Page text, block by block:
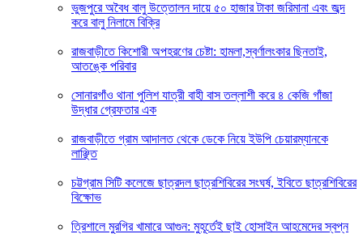
ভুজপুরে অবৈধ বালু উত্তোলন দায়ে ৫০ হাজার টাকা জরিমানা এবং জব্দ
করে বালু নিলামে বিক্রি
রাজবাড়ীতে কিশোরী অপহরণের চেষ্টা: হামলা,স্বর্ণালংকার ছিনতাই,
আতঙ্কে পরিবার
সোনারগাঁও থানা পুলিশ যাত্রী বাহী বাস তল্লাশী করে ৪ কেজি গাঁজা
উদ্ধার গ্রেফতার এক
রাজবাড়ীতে গ্রাম আদালত থেকে ডেকে নিয়ে ইউপি চেয়ারম্যানকে
লাঞ্ছিত
চট্টগ্রাম সিটি কলেজে ছাত্রদল ছাত্রশিবিরের সংঘর্ষ, ইবিতে ছাত্রশিবিরের
বিক্ষোভ
ত্রিশালে মুরগির খামারে আগুন: মুহূর্তেই ছাই হোসাইন আহমেদের স্বপ্ন